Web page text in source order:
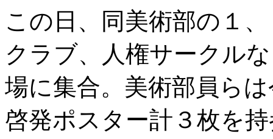
この日、同美術部の１
クラブ、人権サークル
場に集合。美術部員ら
啓発ポスター計３枚を